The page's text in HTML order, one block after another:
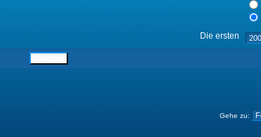
Die ersten
Gehe zu: